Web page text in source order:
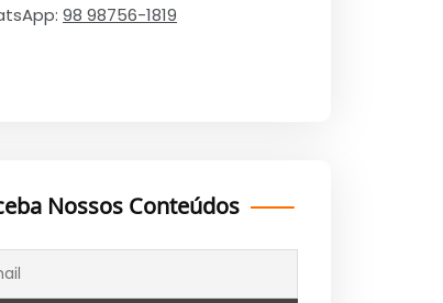
98 98756-1819
Nossos Conteúdos